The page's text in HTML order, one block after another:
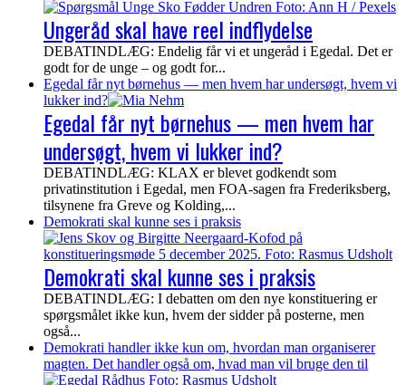
Ungeråd skal have reel indflydelse
DEBATINDLÆG: Endelig får vi et ungeråd i Egedal. Det er
godt for de unge – og godt for...
Egedal får nyt børnehus — men hvem har undersøgt, hvem vi
lukker ind?
Egedal får nyt børnehus — men hvem har
undersøgt, hvem vi lukker ind?
DEBATINDLÆG: KLAX er blevet godkendt som
privatinstitution i Egedal, men FOA-sagen fra Frederiksberg,
tilsynene fra Greve og Kolding,...
Demokrati skal kunne ses i praksis
Demokrati skal kunne ses i praksis
DEBATINDLÆG: I debatten om den nye konstituering er
spørgsmålet ikke kun, hvem der sidder på posterne, men
også...
Demokrati handler ikke kun om, hvordan man organiserer
magten. Det handler også om, hvad man vil bruge den til